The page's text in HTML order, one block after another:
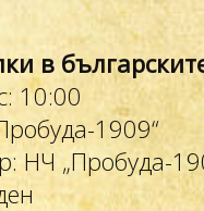
в
10:00
1909“
НЧ „Пробуда-